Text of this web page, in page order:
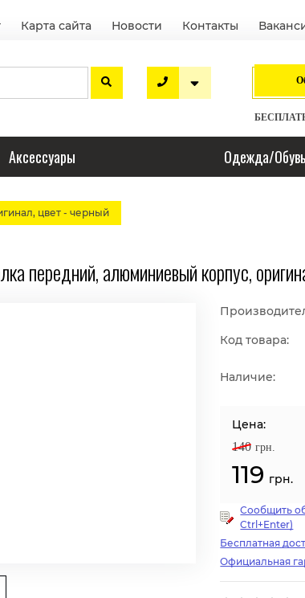
Карта сайта Новости Контакты
Аксессуары Одежда/Обувь
цвет - черный
передний, алюминиевый корпус,
Код товара:
Наличие:
Цена:
140 грн.
119 грн.
Сообщить
Ctrl+Enter)
Бесплатная
Официальная